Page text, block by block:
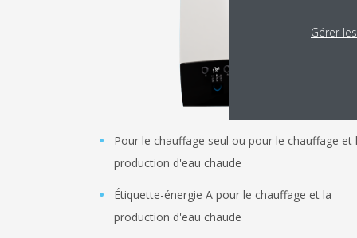
Pour le chauffage seul ou pour le chauffage et
production d'eau chaude
Étiquette-énergie A pour le chauffage et la
production d'eau chaude
Gérer